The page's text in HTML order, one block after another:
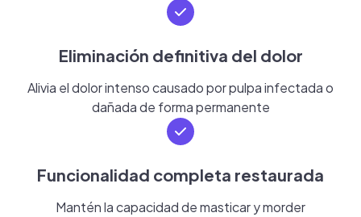
Eliminación definitiva del dolor
Alivia el dolor intenso causado por pulpa infectada o
dañada de forma permanente
Funcionalidad completa restaurada
Mantén la capacidad de masticar y morder